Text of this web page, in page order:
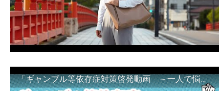
「ギャンブル等依存症対策啓発動画 ～一人で悩まず、家族で悩まず、まず！相談機関へ～」